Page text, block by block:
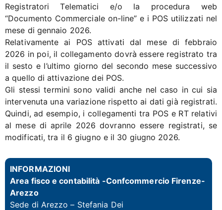
Registratori Telematici e/o la procedura web
“Documento Commerciale on-line” e i POS utilizzati nel
mese di gennaio 2026.
Relativamente ai POS attivati dal mese di febbraio
2026 in poi, il collegamento dovrà essere registrato tra
il sesto e l’ultimo giorno del secondo mese successivo
a quello di attivazione dei POS.
Gli stessi termini sono validi anche nel caso in cui sia
intervenuta una variazione rispetto ai dati già registrati.
Quindi, ad esempio, i collegamenti tra POS e RT relativi
al mese di aprile 2026 dovranno essere registrati, se
modificati, tra il 6 giugno e il 30 giugno 2026.
INFORMAZIONI
Area fisco e contabilità -Confcommercio Firenze-
Arezzo
Sede di Arezzo – Stefania Dei